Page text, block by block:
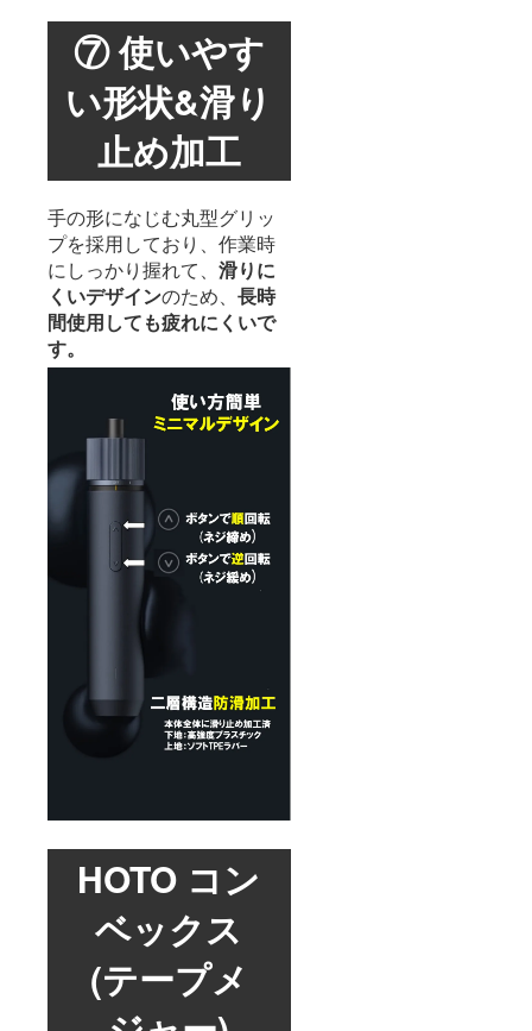
⑦ 使いやす
い形状&滑り
止め加工
手の形になじむ丸型グリッ
プを採用しており、作業時
にしっかり握れて、 滑りに
くいデザインのため、 長時
間使用しても疲れにくいで
す。
HOTO コン
ベックス
(テープメ